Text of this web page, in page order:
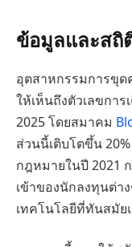
ข้อมูลและสถิ
อุตสาหกรรมการขุ
ให้เห็นถึงตัวเลขกา
2025 โดยสมาคม
ส่วนนี้เติบโตขึ้น
กฎหมายในปี 2021
เข้าของนักลงทุนต่า
เทคโนโลยีที่ทันสมั